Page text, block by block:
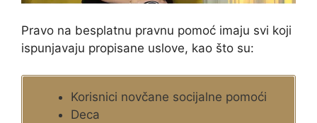
Pravo na besplatnu pravnu pomoć imaju svi koji
ispunjavaju propisane uslove, kao što su:
Korisnici novčane socijalne pomoći
Deca